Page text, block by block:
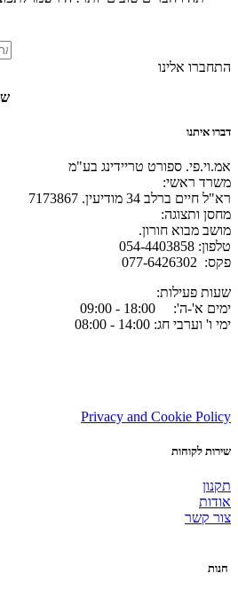
התחברו אלינו
דברו איתנו
אמ.וי.פי. ספורט טריידינג בע"מ
:משרד ראשי
רא"ל חיים ברלב 34 מודיעין. 7173867
:מחסן ותצוגה
.מושב מבוא חורון
054-4403858 :טלפון
077-6426302 :פקס
:שעות פעילות
ימים א'-ה': 18:00 - 09:00
ימי ו' וערבי חג: 14:00 - 08:00
Privacy and Cookie Policy
שירות לקוחות
תקנון
אודות
צור קשר